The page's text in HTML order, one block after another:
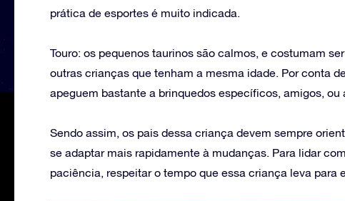
prática de esportes é muito indicada.
Touro: os pequenos taurinos são calmos, e costumam
outras crianças que tenham a mesma idade. Por conta
apeguem bastante a brinquedos específicos, amigos, ou
Sendo assim, os pais dessa criança devem sempre
se adaptar mais rapidamente à mudanças. Para lidar
paciência, respeitar o tempo que essa criança leva para